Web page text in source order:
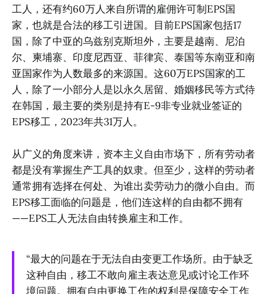
工人，还有约60万人来自所谓的雇佣许可制EPS国
家，也就是合法的移工引进国。目前EPS国家包括17
国，除了中亚的乌兹别克斯坦外，主要是越南、尼泊
尔、柬埔寨、印度尼西亚、菲律宾、泰国等东南亚和南
亚国家作为人数最多的来源国。这60万EPS国家的工
人，除了一小部分人是以永久居留、婚姻移民等方式待
在韩国，最主要的类别是持有E-9非专业就业签证的
EPS移工，2023年共31万人。
从广义的角度来讲，资本主义自由市场下，所有劳动者
都是没有掌握生产工具的奴隶。但至少，这样的劳动者
通常拥有选择在何处、为谁出卖劳动力的微小自由。而
EPS移工面临的问题是，他们连这样的自由都不拥有
——EPS工人无法自由转换雇主和工作。
“最大的问题在于无法自由变更工作场所。由于缺乏
这种自由，移工不敢向雇主表达意见或讨论工作环
境问题。拥有自由更换工作的权利是保障安全工作